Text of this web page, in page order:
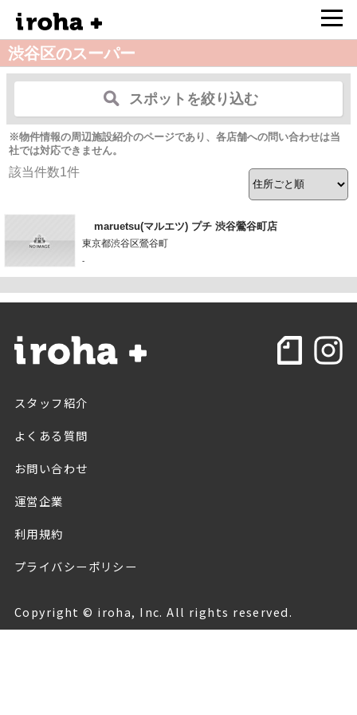
渋谷区のスーパー
スポットを絞り込む
※物件情報の周辺施設紹介のページであり、各店舗への問い合わせは当
社では対応できません。
該当件数1件
maruetsu(マルエツ) プチ 渋谷鶯谷町店
東京都渋谷区鶯谷町
-
スタッフ紹介
よくある質問
お問い合わせ
運営企業
利用規約
プライバシーポリシー
Copyright © iroha, Inc. All rights reserved.